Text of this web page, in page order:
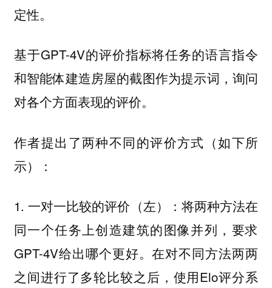
定性。
基于GPT-4V的评价指标将任务的语言指令
和智能体建造房屋的截图作为提示词，询问
对各个方面表现的评价。
作者提出了两种不同的评价方式（如下所
示）：
1. 一对一比较的评价（左）：将两种方法在
同一个任务上创造建筑的图像并列，要求
GPT-4V给出哪个更好。在对不同方法两两
之间进行了多轮比较之后，使用Elo评分系